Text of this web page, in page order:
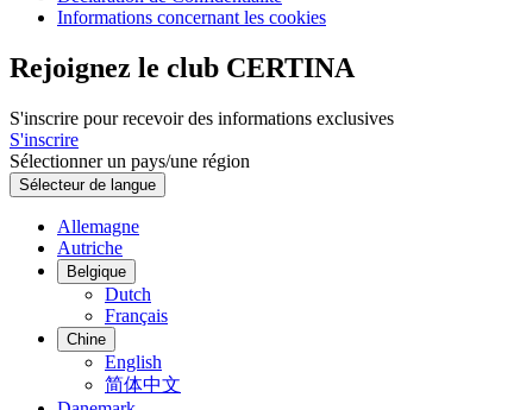
Informations concernant les cookies
Rejoignez le club CERTINA
S'inscrire pour recevoir des informations exclusives
S'inscrire
Sélectionner un pays/une région
Sélecteur de langue
Allemagne
Autriche
Belgique
Dutch
Français
Chine
English
简体中文